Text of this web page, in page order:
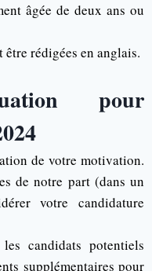
âgée de deux ans ou
rédigées en anglais.
pour
de votre motivation.
de notre part (dans un
votre candidature
candidats potentiels
supplémentaires pour